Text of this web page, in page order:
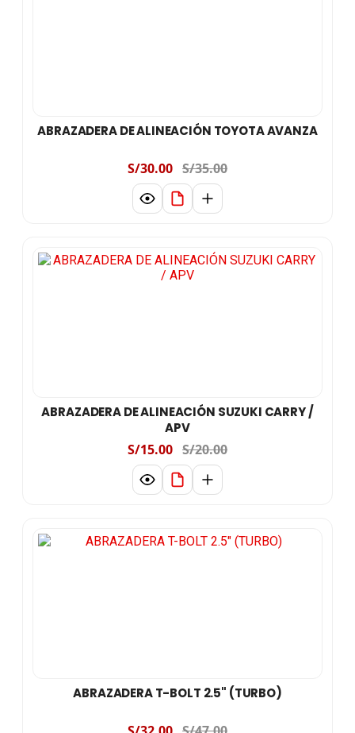
ABRAZADERA DE ALINEACIÓN TOYOTA AVANZA
S/30.00 S/35.00
ABRAZADERA DE ALINEACIÓN SUZUKI CARRY /
APV
S/15.00 S/20.00
ABRAZADERA T-BOLT 2.5" (TURBO)